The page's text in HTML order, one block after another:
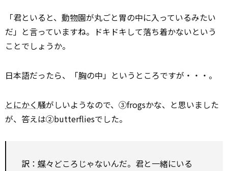
「君といると、 動物園が丸ごと胃の中に入っているみたい
だ」と言っていますね。ドキドキして落ち着かないという
ことでしょうか。
日本語だったら、「胸の中」というところですが・・・。
とにかく騒がしいようなので、③frogsかな、と思いました
が、答えは②butterfliesでした。
訳： 蝶々どころじゃないんだ。君と一緒にいる